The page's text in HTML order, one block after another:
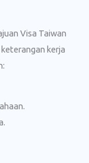
Visa Taiwan
kerja